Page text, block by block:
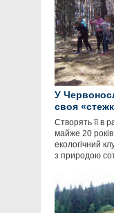
У
своя
Створять її в
майже 20
екологічний
з природою